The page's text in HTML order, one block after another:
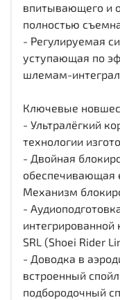
впитывающего и
полностью
- Регулируемая
уступающая по
шлемам-
Ключевые
- Ультралёгкий
технологии
- Двойная
Механизм
-
SRL (Shoei Rider
- Доводка в
встроенный
подбородочный